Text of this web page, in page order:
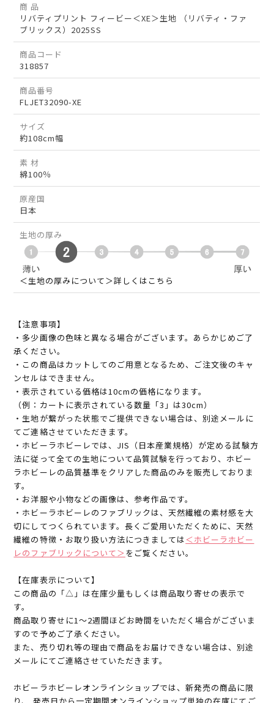
商 品
リバティプリント フィービー＜XE＞生地 （リバティ・ファ
ブリックス）2025SS
商品コード
318857
商品番号
FLJET32090-XE
サイズ
約108cm幅
素 材
綿100％
原産国
日本
生地の厚み
＜生地の厚みについて＞詳しくはこちら
【注意事項】
・多少画像の色味と異なる場合がございます。あらかじめご了
承ください。
・この商品はカットしてのご用意となるため、ご注文後のキャ
ンセルはできません。
・表示されている価格は10cmの価格になります。
（例：カートに表示されている数量「3」は30cm）
・生地が繋がった状態でご提供できない場合は、別途メールに
てご連絡させていただきます。
・ホビーラホビーレでは、JIS（日本産業規格）が定める試験方
法に従って全ての生地について品質試験を行っており、ホビー
ラホビーレの品質基準をクリアした商品のみを販売しておりま
す。
・お洋服や小物などの画像は、参考作品です。
・ホビーラホビーレのファブリックは、天然繊維の素材感を大
切にしてつくられています。長くご愛用いただくために、天然
繊維の特徴・お取り扱い方法につきましては＜ホビーラホビー
レのファブリックについて＞ をご覧ください。
【在庫表示について】
この商品の「△」は在庫少量もしくは商品取り寄せの表示で
す。
商品取り寄せに1～2週間ほどお時間をいただく場合がございま
すので予めご了承ください。
また、売り切れ等の理由で商品をお届けできない場合は、別途
メールにてご連絡させていただきます。
ホビーラホビーレオンラインショップでは、新発売の商品に限